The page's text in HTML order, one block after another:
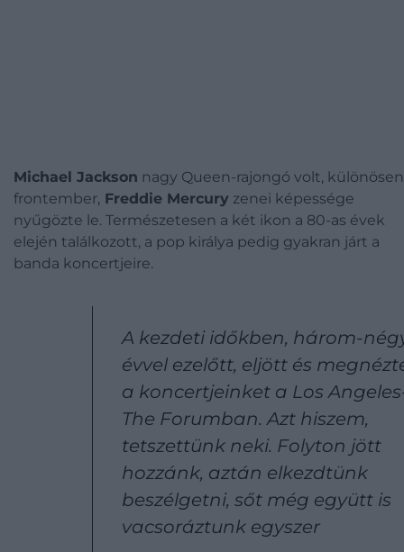
Michael Jackson nagy Queen-rajongó volt,
frontember, Freddie Mercury zenei képessége
nyűgözte le. Természetesen a két ikon a 80-as évek
elején találkozott, a pop királya pedig gyakran járt a
banda koncertjeire.
A kezdeti időkben, három-
évvel ezelőtt, eljött és
a koncertjeinket a Los
The Forumban. Azt hiszem,
tetszettünk neki. Folyton jött
hozzánk, aztán elkezdtünk
beszélgetni, sőt még együtt is
vacsoráztunk egyszer